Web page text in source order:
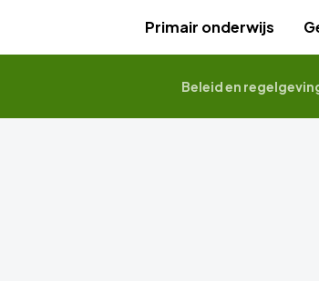
Primair onderwijs
Beleid en